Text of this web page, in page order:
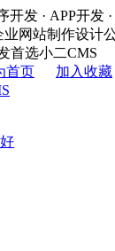
开发 · APP开发
网站制作设计
首选小二CMS
首页 加入收藏